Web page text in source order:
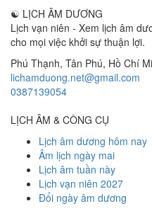
☯ LỊCH ÂM DƯƠNG
Lịch vạn niên - Xem lịch âm
cho mọi việc khởi sự thuận lợi.
Phú Thạnh, Tân Phú, Hồ Chí
lichamduong.net@gmail.com
0387139054
LỊCH ÂM & CÔNG CỤ
Lịch âm dương hôm nay
Âm lịch ngày mai
Lịch âm tuần này
Lịch vạn niên 2027
Đổi ngày âm dương